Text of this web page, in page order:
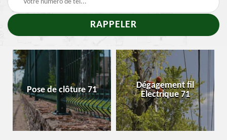
Pose de clôture 71
Dégagement fil
Electrique 71